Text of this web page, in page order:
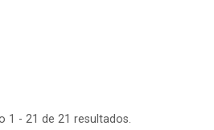
1 - 21 de 21 resultados.